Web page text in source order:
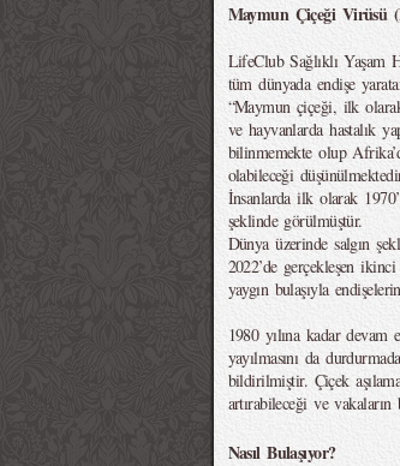
Maymun Çiçeği Virüsü
LifeClub Sağlıklı
tüm dünyada endişe
“Maymun çiçeği, ilk
ve hayvanlarda hastalık
bilinmemekte olup
olabileceği
İnsanlarda ilk olarak
şeklinde görülmüştür.
Dünya üzerinde salgın
2022’de gerçekleşen
yaygın bulaşıyla
1980 yılına kadar devam
yayılmasını da
bildirilmiştir. Çiçek
artırabileceği ve
Nasıl Bulaşıyor?